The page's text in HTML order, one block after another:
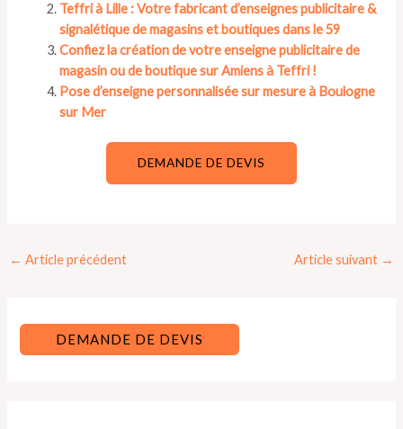
Teffri à Lille : Votre fabricant d’enseignes publicitaire &
signalétique de magasins et boutiques dans le 59
Confiez la création de votre enseigne publicitaire de
magasin ou de boutique sur Amiens à Teffri !
Pose d’enseigne personnalisée sur mesure à Boulogne
sur Mer
DEMANDE DE DEVIS
Navigation
← Article précédent Article suivant →
DEMANDE DE DEVIS